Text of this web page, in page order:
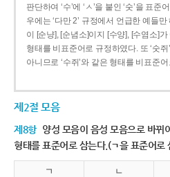
판단하여 ‘수’에 ‘ㅅ’을 붙인 ‘숫’을 표
우에는 ‘다만 2’ 규정에서 언급한 예들
이 [순냥], [순념소]이지 [수양], [수염소]가
형태를 비표준어로 규정하였다. 또 ‘숫
아니므로 ‘수쥐’와 같은 형태를 비표준
제2절 모음
제8항 양성 모음이 음성 모음으로 바뀌
형태를 표준어로 삼는다.(ㄱ을 표준어로
ㄱ ㄴ